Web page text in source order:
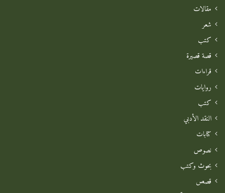
مقالات
شعر
كتب
قصة قصيرة
قراءات
روايات
كتب
النقد الأدبي
كتابات
نصوص
بحوث وكتب
قصص